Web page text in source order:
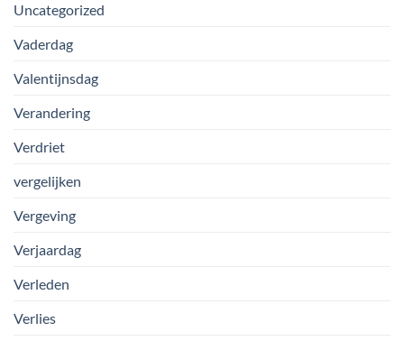
Uncategorized
Vaderdag
Valentijnsdag
Verandering
Verdriet
vergelijken
Vergeving
Verjaardag
Verleden
Verlies